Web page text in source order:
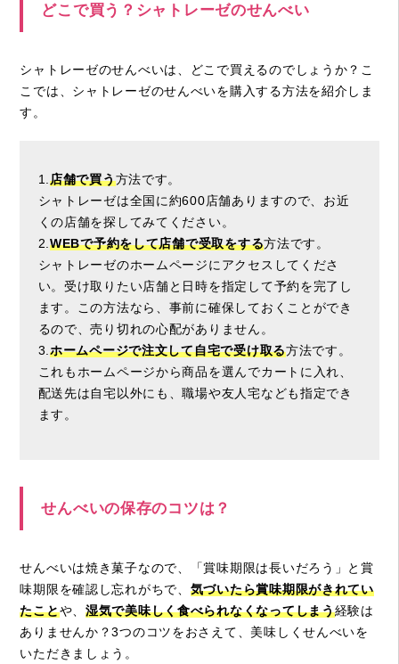
どこで買う？シャトレーゼのせんべい
シャトレーゼのせんべいは、どこで買えるのでしょうか？こ
こでは、シャトレーゼのせんべいを購入する方法を紹介しま
す。
1.店舗で買う方法です。
シャトレーゼは全国に約600店舗ありますので、お近
くの店舗を探してみてください。
2.WEBで予約をして店舗で受取をする方法です。
シャトレーゼのホームページにアクセスしてくださ
い。受け取りたい店舗と日時を指定して予約を完了し
ます。この方法なら、事前に確保しておくことができ
るので、売り切れの心配がありません。
3.ホームページで注文して自宅で受け取る方法です。
これもホームページから商品を選んでカートに入れ、
配送先は自宅以外にも、職場や友人宅なども指定でき
ます。
せんべいの保存のコツは？
せんべいは焼き菓子なので、「賞味期限は長いだろう」と賞
味期限を確認し忘れがちで、 気づいたら賞味期限がきれてい
たことや、湿気で美味しく食べられなくなってしまう経験は
ありませんか？3つのコツをおさえて、美味しくせんべいを
いただきましょう。